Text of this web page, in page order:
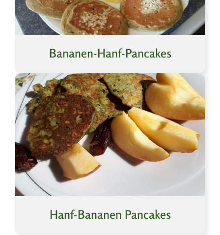
Bananen-Hanf-Pancakes
Hanf-Bananen Pancakes